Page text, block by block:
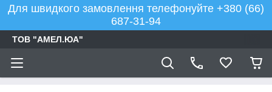
Для швидкого замовлення телефонуйте +380 (66)
687-31-94
ТОВ "АМЕЛ.ЮА"